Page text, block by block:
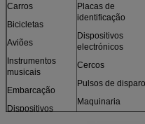
Carros
Bicicletas
Aviões
Instrumentos
musicais
Embarcação
Dispositivos
Placas de
identificação
Dispositivos
electrónicos
Cercos
Pulsos de disparo
Maquinaria